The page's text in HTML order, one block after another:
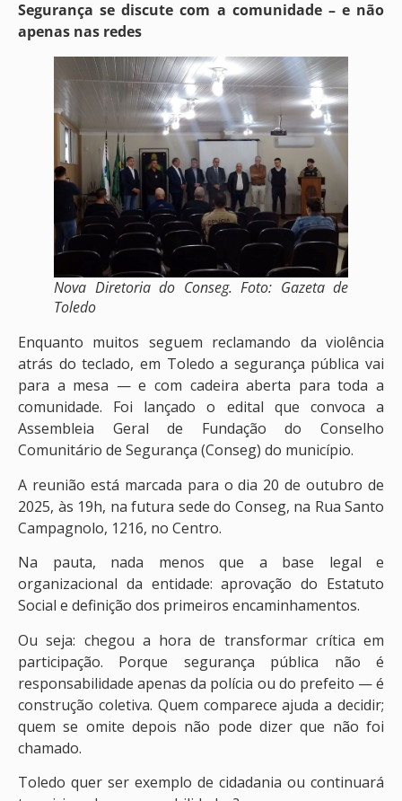
Segurança se discute com a comunidade – e não
apenas nas redes
Nova Diretoria do Conseg. Foto: Gazeta de
Toledo
Enquanto muitos seguem reclamando da violência
atrás do teclado, em Toledo a segurança pública vai
para a mesa — e com cadeira aberta para toda a
comunidade. Foi lançado o edital que convoca a
Assembleia Geral de Fundação do Conselho
Comunitário de Segurança (Conseg) do município.
A reunião está marcada para o dia 20 de outubro de
2025, às 19h, na futura sede do Conseg, na Rua Santo
Campagnolo, 1216, no Centro.
Na pauta, nada menos que a base legal e
organizacional da entidade: aprovação do Estatuto
Social e definição dos primeiros encaminhamentos.
Ou seja: chegou a hora de transformar crítica em
participação. Porque segurança pública não é
responsabilidade apenas da polícia ou do prefeito — é
construção coletiva. Quem comparece ajuda a decidir;
quem se omite depois não pode dizer que não foi
chamado.
Toledo quer ser exemplo de cidadania ou continuará